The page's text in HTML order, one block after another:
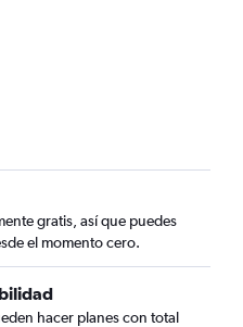
gratis, así que puedes
el momento cero.
hacer planes con total